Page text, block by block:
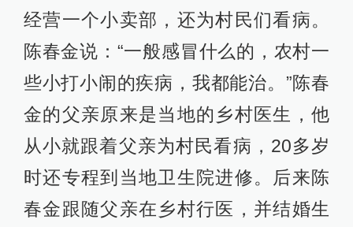
经营一个小卖部，还为村民们看病。
陈春金说：“一般感冒什么的，农村一
些小打小闹的疾病，我都能治。”陈春
金的父亲原来是当地的乡村医生，他
从小就跟着父亲为村民看病，20多岁
时还专程到当地卫生院进修。后来陈
春金跟随父亲在乡村行医，并结婚生